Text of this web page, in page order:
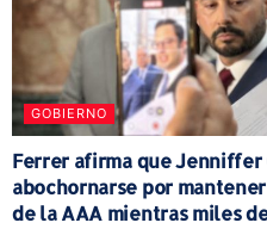
GOBIERNO
Ferrer afirma que Jenniffer
abochornarse por
de la AAA mientras miles